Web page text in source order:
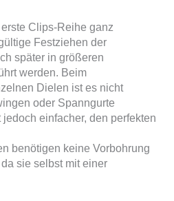
Clips-Reihe ganz
Festziehen der
später in größeren
werden. Beim
Dielen ist es nicht
oder Spanngurte
einfacher, den perfekten
benötigen keine Vorbohrung
sie selbst mit einer